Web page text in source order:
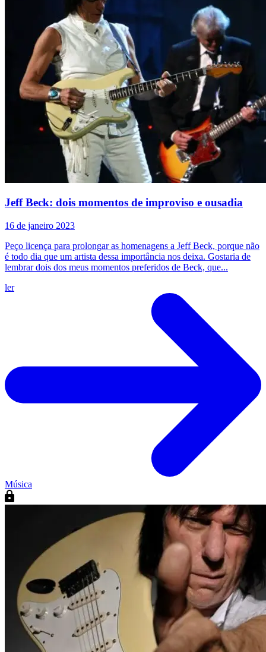
Jeff Beck: dois momentos de improviso e ousadia
16 de janeiro 2023
Peço licença para prolongar as homenagens a Jeff Beck, porque não
é todo dia que um artista dessa importância nos deixa. Gostaria de
lembrar dois dos meus momentos preferidos de Beck, que...
ler
Música